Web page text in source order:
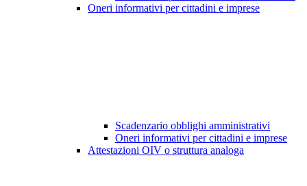
Oneri informativi per cittadini e imprese
Scadenzario obblighi amministrativi
Oneri informativi per cittadini e imprese
Attestazioni OIV o struttura analoga